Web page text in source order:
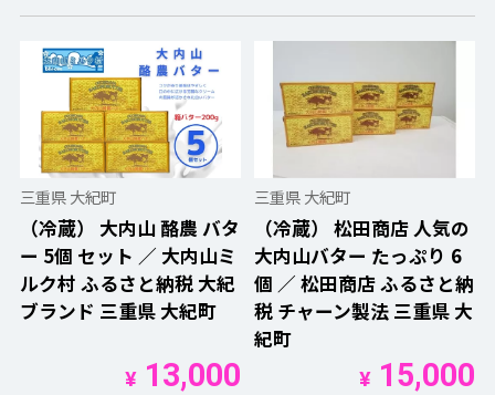
三重県 大紀町
（冷蔵） 大内山 酪農 バタ
ー 5個 セット ／ 大内山ミ
ルク村 ふるさと納税 大紀
ブランド 三重県 大紀町
¥13,000
三重県 大紀町
（冷蔵） 松田商店 人気の
大内山バター たっぷり 6
個 ／ 松田商店 ふるさと納
税 チャーン製法 三重県 大
紀町
¥15,000